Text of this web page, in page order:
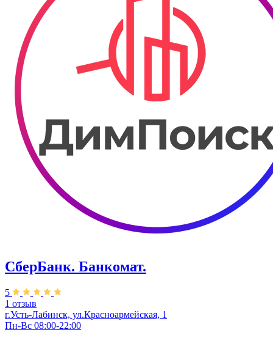
СберБанк. Банкомат.
5
1 отзыв
г.Усть-Лабинск, ул.​Красноармейская, 1
Пн-Вс 08:00-22:00